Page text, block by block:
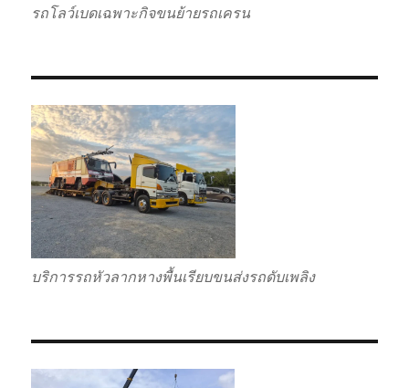
รถโลว์เบดเฉพาะกิจขนย้ายรถเครน
บริการรถหัวลากหางพื้นเรียบขนส่งรถดับเพลิง